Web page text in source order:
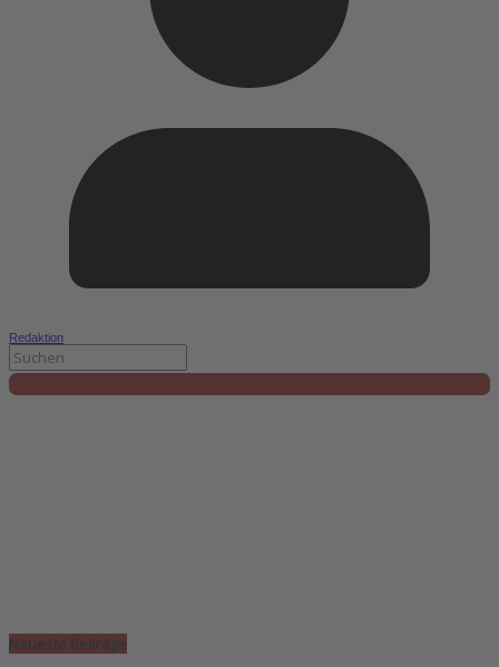
Redaktion
Neueste Beiträge